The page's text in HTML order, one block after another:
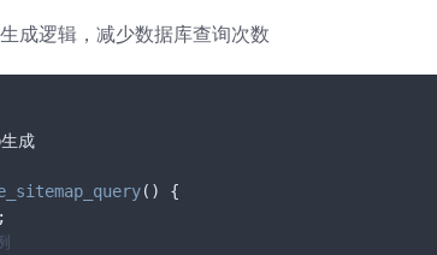
成逻辑，减少数据库查询次数
成
( ) {
;